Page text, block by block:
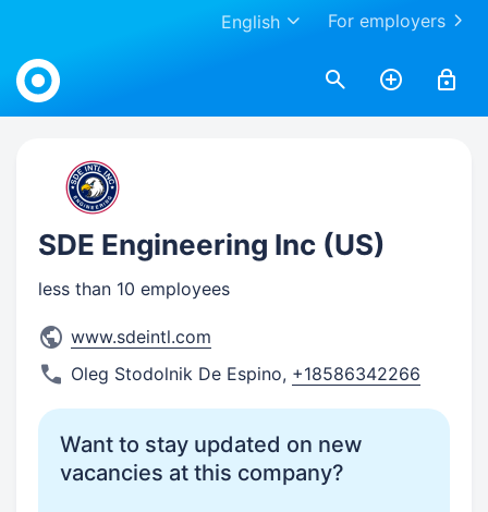
For employers
English
Work.ua
SDE Engineering Inc (US)
less than 10 employees
www.sdeintl.com
Oleg Stodolnik De Espino, +18586342266
Want to stay updated on new
vacancies at this company?